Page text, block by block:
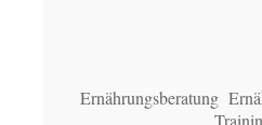
Ernährungsberatung